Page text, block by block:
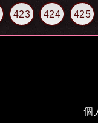
423 424 425
個